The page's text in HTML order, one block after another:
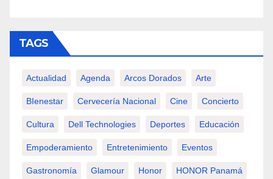
TAGS
Actualidad Agenda Arcos Dorados Arte
BIenestar Cervecería Nacional Cine Concierto
Cultura Dell Technologies Deportes Educación
Empoderamiento Entretenimiento Eventos
Gastronomía Glamour Honor HONOR Panamá